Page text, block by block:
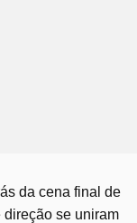
da cena final de
se uniram